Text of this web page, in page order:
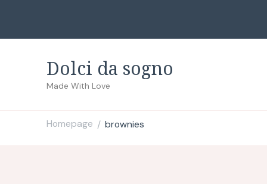
Dolci da sogno
Made With Love
Homepage / brownies